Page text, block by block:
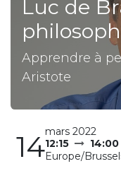
Luc de
Apprendre à
Aristote
14mars 2022
12:15
14:00
Europe/